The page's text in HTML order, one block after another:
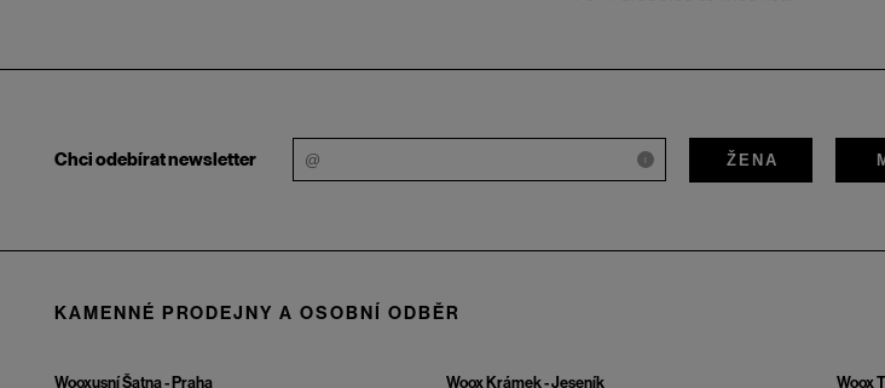
Chci odebírat newsletter i ŽENA
KAMENNÉ PRODEJNY A OSOBNÍ ODBĚR
Wooxusní Šatna - Praha Woox Krámek - Jeseník Woox